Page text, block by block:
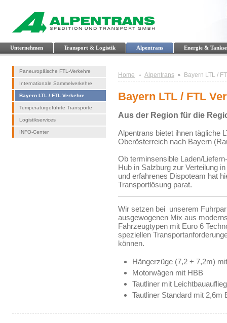
Unternehmen Transport & Logistik Alpentrans Energie &
Paneuropäische FTL-Verkehre
Internationale Sammelverkehre
Bayern LTL / FTL Verkehre
Temperaturgeführte Transporte
Logistikservices
INFO-Center
Home Alpentrans Bayern LTL /
Bayern LTL / FTL
Aus der Region für die
Alpentrans bietet ihnen tägliche
Oberösterreich nach Bayern
Ob terminsensible Laden/
Hub in Salzburg zur Verteilung
und erfahrenes Dispoteam hat
Transportlösung parat.
Wir setzen bei unserem
ausgewogenen Mix aus
Fahrzeugtypen mit Euro 6
speziellen
können.
Hängerzüge (7,2 + 7,2m)
Motorwägen mit HBB
Tautliner mit
Tautliner Standard mit 2,6m